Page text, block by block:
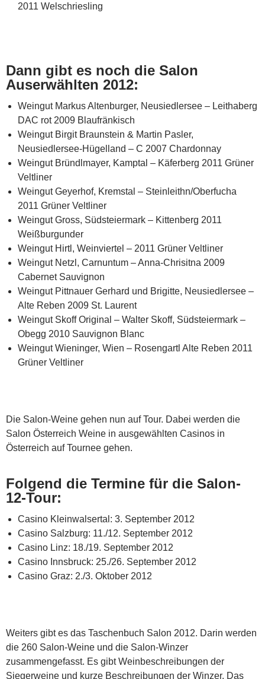
2011 Welschriesling
Dann gibt es noch die Salon
Auserwählten 2012:
Weingut Markus Altenburger, Neusiedlersee – Leithaberg
DAC rot 2009 Blaufränkisch
Weingut Birgit Braunstein & Martin Pasler,
Neusiedlersee-Hügelland – C 2007 Chardonnay
Weingut Bründlmayer, Kamptal – Käferberg 2011 Grüner
Veltliner
Weingut Geyerhof, Kremstal – Steinleithn/Oberfucha
2011 Grüner Veltliner
Weingut Gross, Südsteiermark – Kittenberg 2011
Weißburgunder
Weingut Hirtl, Weinviertel – 2011 Grüner Veltliner
Weingut Netzl, Carnuntum – Anna-Chrisitna 2009
Cabernet Sauvignon
Weingut Pittnauer Gerhard und Brigitte, Neusiedlersee –
Alte Reben 2009 St. Laurent
Weingut Skoff Original – Walter Skoff, Südsteiermark –
Obegg 2010 Sauvignon Blanc
Weingut Wieninger, Wien – Rosengartl Alte Reben 2011
Grüner Veltliner
Die Salon-Weine gehen nun auf Tour. Dabei werden die
Salon Österreich Weine in ausgewählten Casinos in
Österreich auf Tournee gehen.
Folgend die Termine für die Salon-
12-Tour:
Casino Kleinwalsertal: 3. September 2012
Casino Salzburg: 11./12. September 2012
Casino Linz: 18./19. September 2012
Casino Innsbruck: 25./26. September 2012
Casino Graz: 2./3. Oktober 2012
Weiters gibt es das Taschenbuch Salon 2012. Darin werden
die 260 Salon-Weine und die Salon-Winzer
zusammengefasst. Es gibt Weinbeschreibungen der
Siegerweine und kurze Beschreibungen der Winzer. Das